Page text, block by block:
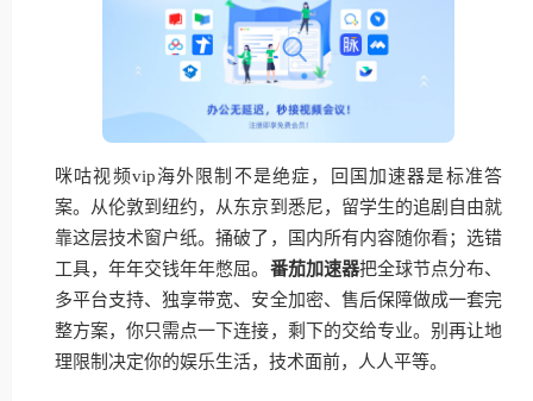
咪咕视频vip海外限制不是绝症，回国加速器是标准答
案。从伦敦到纽约，从东京到悉尼，留学生的追剧自由就
靠这层技术窗户纸。捅破了，国内所有内容随你看；选错
工具，年年交钱年年憋屈。 番茄加速器把全球节点分布、
多平台支持、独享带宽、安全加密、售后保障做成一套完
整方案，你只需点一下连接，剩下的交给专业。别再让地
理限制决定你的娱乐生活，技术面前，人人平等。